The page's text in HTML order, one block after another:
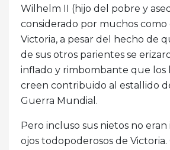
Wilhelm II (hijo del pobre y
considerado por muchos
Victoria, a pesar del hecho de
de sus otros parientes se
inflado y rimbombante que los
creen contribuido al estallido
Guerra Mundial.
Pero incluso sus nietos no
ojos todopoderosos de